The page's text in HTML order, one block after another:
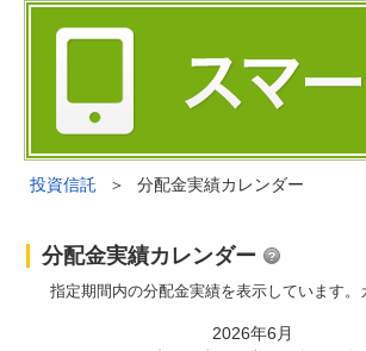
投資信託 ＞ 分配金実績カレンダー
分配金実績カレンダー
指定期間内の分配金実績を表示しています
2026年6月